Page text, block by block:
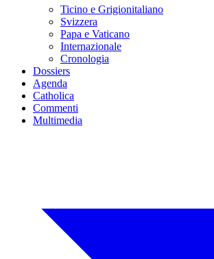
Ticino e Grigionitaliano
Svizzera
Papa e Vaticano
Internazionale
Cronologia
Dossiers
Agenda
Catholica
Commenti
Multimedia